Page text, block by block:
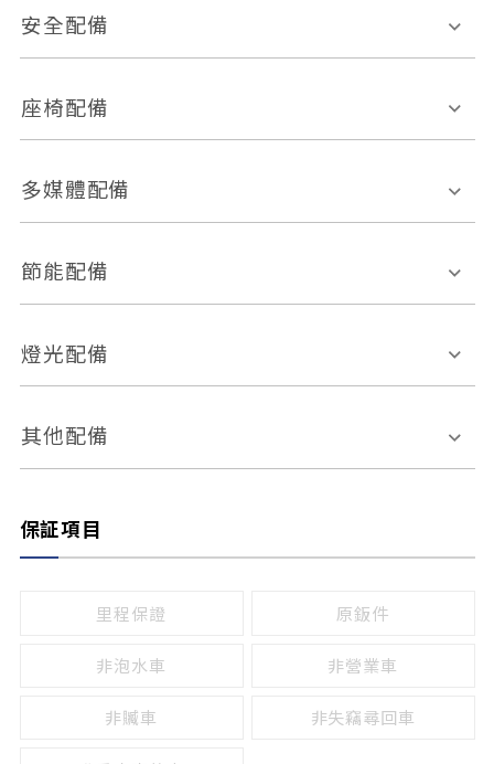
後視鏡方向指示燈
多功能方向盤
恆溫空調
安全配備
前座正面氣囊
ABS防鎖死
車道偏離警示
自動停車系統 盲點偵測系統
倒車雷達
座椅配備
皮椅
無
有
多媒體配備
外部音源接入
節能配備
引擎啟閉系統
燈光配備
感應頭燈
頭燈光源
其他配備
保証項目
里程保證 原鈑件
非泡水車 非營業車
非贓車 非失竊尋回車